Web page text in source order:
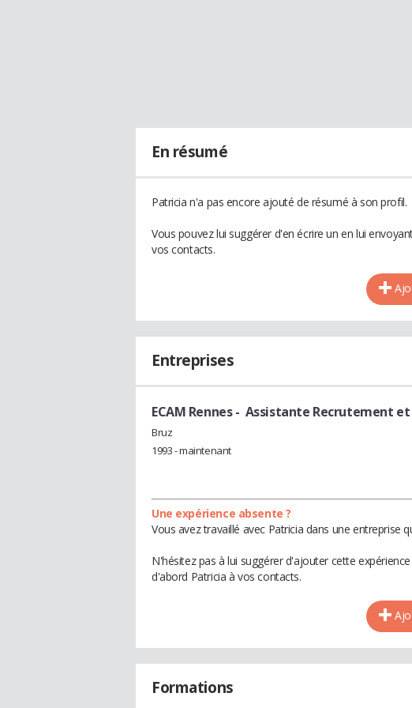
En résumé
Patricia n'a pas encore ajouté de résumé à son profil.
Vous pouvez lui suggérer d'en écrire un en lui
vos contacts.
Entreprises
ECAM Rennes- Assistante Recrutement
Bruz
1993 - maintenant
Une expérience absente ?
Vous avez travaillé avec Patricia dans une entreprise
N'hésitez pas à lui suggérer d'ajouter cette
d'abord Patricia à vos contacts.
Formations